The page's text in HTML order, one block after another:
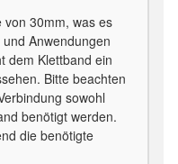
von 30mm, was es
Anwendungen
dem Klettband ein
Bitte beachten
sowohl
benötigt werden.
die benötigte